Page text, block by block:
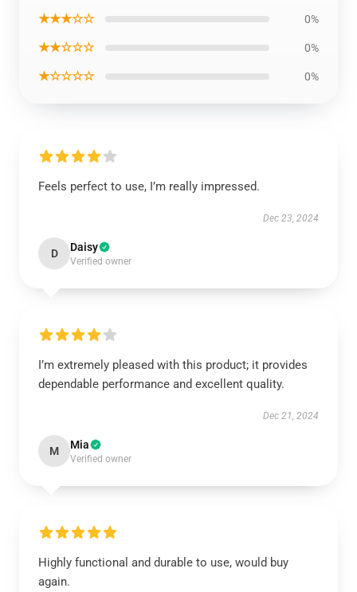
★★★☆☆ 0%
★★☆☆☆ 0%
★☆☆☆☆ 0%
Feels perfect to use, I’m really impressed.
Dec 23, 2024
D Daisy
Verified owner
I’m extremely pleased with this product; it provides
dependable performance and excellent quality.
Dec 21, 2024
M Mia
Verified owner
Highly functional and durable to use, would buy
again.